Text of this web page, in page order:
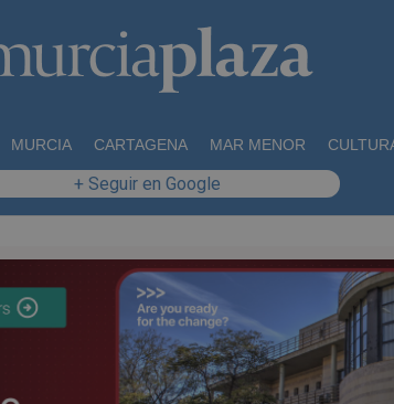
MURCIA CARTAGENA MAR MENOR
+ Seguir en Google